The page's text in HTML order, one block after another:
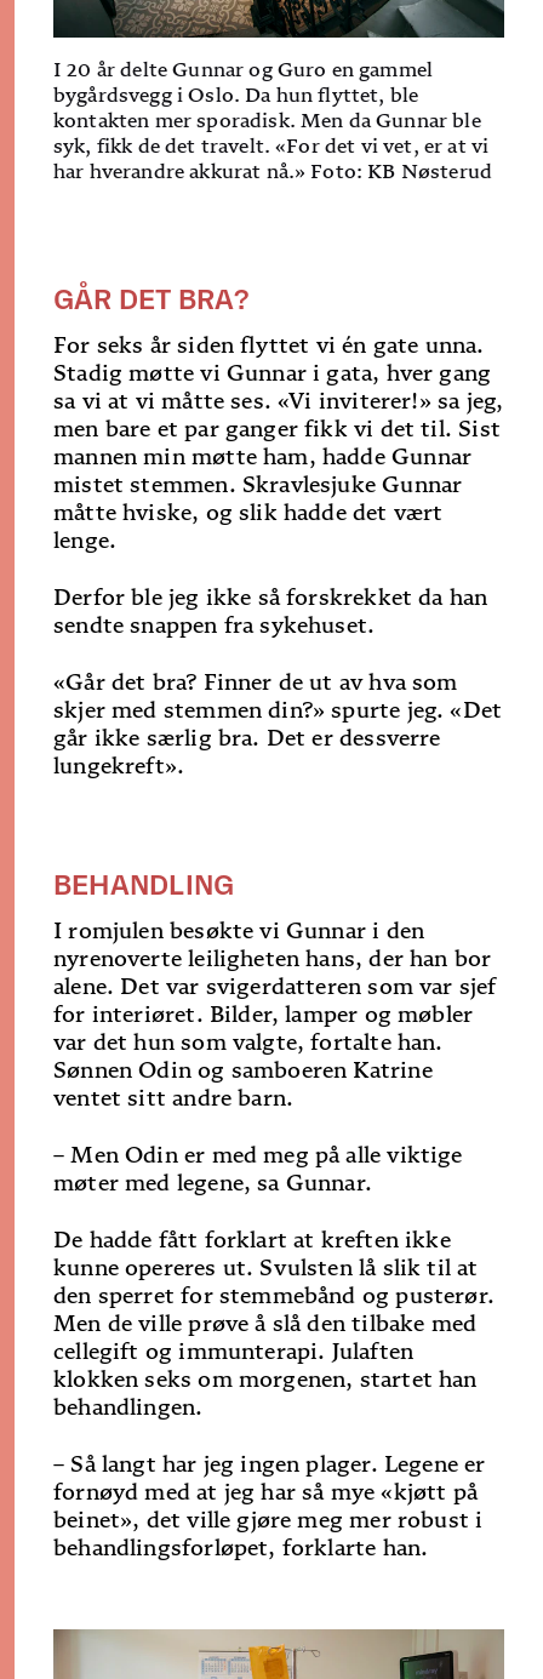
I 20 år delte Gunnar og Guro en gammel
bygårdsvegg i Oslo. Da hun flyttet, ble
kontakten mer sporadisk. Men da Gunnar ble
syk, fikk de det travelt. «For det vi vet, er at vi
har hverandre akkurat nå.» Foto: KB Nøsterud
GÅR DET BRA?
For seks år siden flyttet vi én gate unna.
Stadig møtte vi Gunnar i gata, hver gang
sa vi at vi måtte ses. «Vi inviterer!» sa jeg,
men bare et par ganger fikk vi det til. Sist
mannen min møtte ham, hadde Gunnar
mistet stemmen. Skravlesjuke Gunnar
måtte hviske, og slik hadde det vært
lenge.
Derfor ble jeg ikke så forskrekket da han
sendte snappen fra sykehuset.
«Går det bra? Finner de ut av hva som
skjer med stemmen din?» spurte jeg. «Det
går ikke særlig bra. Det er dessverre
lungekreft».
BEHANDLING
I romjulen besøkte vi Gunnar i den
nyrenoverte leiligheten hans, der han bor
alene. Det var svigerdatteren som var sjef
for interiøret. Bilder, lamper og møbler
var det hun som valgte, fortalte han.
Sønnen Odin og samboeren Katrine
ventet sitt andre barn.
– Men Odin er med meg på alle viktige
møter med legene, sa Gunnar.
De hadde fått forklart at kreften ikke
kunne opereres ut. Svulsten lå slik til at
den sperret for stemmebånd og pusterør.
Men de ville prøve å slå den tilbake med
cellegift og immunterapi. Julaften
klokken seks om morgenen, startet han
behandlingen.
– Så langt har jeg ingen plager. Legene er
fornøyd med at jeg har så mye «kjøtt på
beinet», det ville gjøre meg mer robust i
behandlingsforløpet, forklarte han.